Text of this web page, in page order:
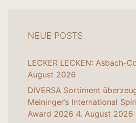
NEUE POSTS
LECKER LECKEN: Asbach-
August 2026
DIVERSA Sortiment
Meininger’s International
Award 2026 4. August 2026